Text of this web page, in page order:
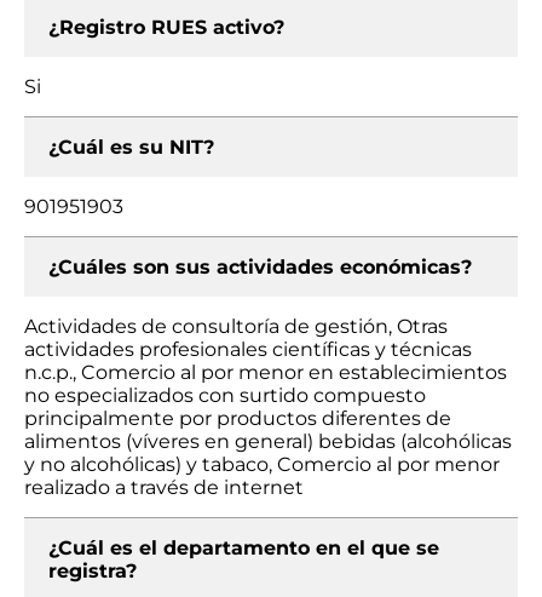
¿Registro RUES activo?
Si
¿Cuál es su NIT?
901951903
¿Cuáles son sus actividades económicas?
Actividades de consultoría de gestión, Otras
actividades profesionales científicas y técnicas
n.c.p., Comercio al por menor en establecimientos
no especializados con surtido compuesto
principalmente por productos diferentes de
alimentos (víveres en general) bebidas (alcohólicas
y no alcohólicas) y tabaco, Comercio al por menor
realizado a través de internet
¿Cuál es el departamento en el que se
registra?